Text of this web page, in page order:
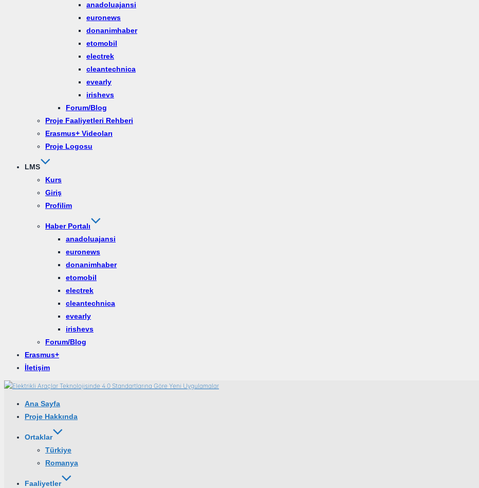
anadoluajansi
euronews
donanimhaber
etomobil
electrek
cleantechnica
evearly
irishevs
Forum/Blog
Proje Faaliyetleri Rehberi
Erasmus+ Videoları
Proje Logosu
LMS
Kurs
Giriş
Profilim
Haber Portalı
anadoluajansi
euronews
donanimhaber
etomobil
electrek
cleantechnica
evearly
irishevs
Forum/Blog
Erasmus+
İletişim
Ana Sayfa
Proje Hakkında
Ortaklar
Türkiye
Romanya
Faaliyetler